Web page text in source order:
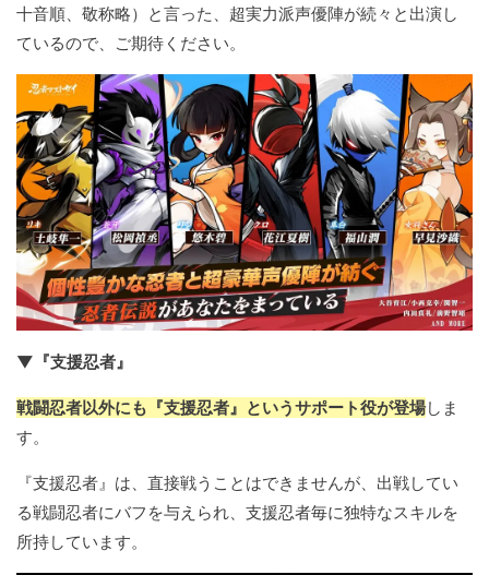
十音順、敬称略）と言った、超実力派声優陣が続々と出演し
ているので、ご期待ください。
▼『支援忍者』
戦闘忍者以外にも『支援忍者』というサポート役が登場しま
す。
『支援忍者』は、直接戦うことはできませんが、出戦してい
る戦闘忍者にバフを与えられ、支援忍者毎に独特なスキルを
所持しています。